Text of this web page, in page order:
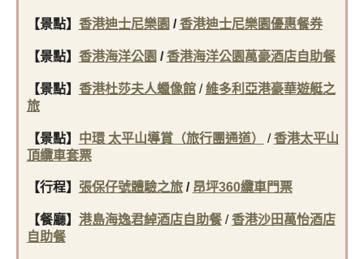
【景點】 香港迪士尼樂園 /香港迪士尼樂園優惠餐券
【景點】 香港海洋公園 /香港海洋公園萬豪酒店自助餐
【景點】 香港杜莎夫人蠟像館/維多利亞港豪華遊艇之
旅
【景點】 中環 太平山導賞（旅行團通道） /香港太平山
頂纜車套票
【行程】 張保仔號體驗之旅/ 昂坪360纜車門票
【餐廳】 港島海逸君綽酒店自助餐/香港沙田萬怡酒店
自助餐